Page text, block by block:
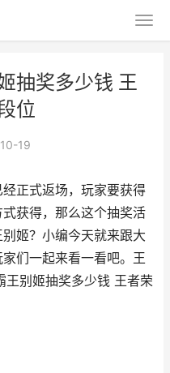
抽奖多少钱 王
位
19
正式返场，玩家要获得
获得，那么这个抽奖活
姬？小编今天就来跟大
们一起来看一看吧。王
王别姬抽奖多少钱 王者荣